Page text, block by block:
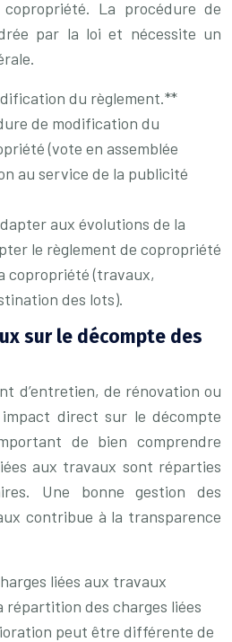
La procédure de
par la loi et nécessite un
du règlement.**
de modification du
(vote en assemblée
au service de la publicité
aux évolutions de la
le règlement de copropriété
copropriété (travaux,
des lots).
sur le décompte des
d’entretien, de rénovation ou
impact direct sur le décompte
de bien comprendre
aux travaux sont réparties
Une bonne gestion des
contribue à la transparence
liées aux travaux
répartition des charges liées
peut être différente de